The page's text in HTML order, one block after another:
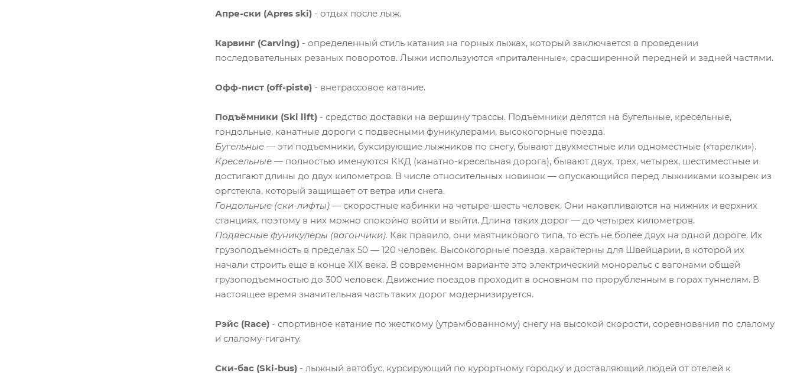
Апре-ски (Аpres ski) - отдых после лыж.
Карвинг (Carving) - определенный стиль катания на горных лыжах, который заключается в проведении
последовательных резаных поворотов. Лыжи используются «приталенные», срасширенной передней и задней частями.
Офф-пист (off-piste) - внетрассовое катание.
Подъёмники (Ski lift) - средство доставки на вершину трассы. Подъёмники делятся на бугельные, кресельные,
гондольные, канатные дороги с подвесными фуникулерами, высокогорные поезда.
Бугельные — эти подъемники, буксирующие лыжников по снегу, бывают двухместные или одноместные («тарелки»).
Кресельные — полностью именуются ККД (канатно-кресельная дорога), бывают двух, трех, четырех, шестиместные и
достигают длины до двух километров. В числе относительных новинок — опускающийся перед лыжниками козырек из
оргстекла, который защищает от ветра или снега.
Гондольные (ски-лифты) — скоростные кабинки на четыре-шесть человек. Они накапливаются на нижних и верхних
станциях, поэтому в них можно спокойно войти и выйти. Длина таких дорог — до четырех километров.
Подвесные фуникулеры (вагончики). Как правило, они маятникового типа, то есть не более двух на одной дороге. Их
грузоподъемность в пределах 50 — 120 человек. Высокогорные поезда. характерны для Швейцарии, в которой их
начали строить еще в конце XIX века. В современном варианте это электрический монорельс с вагонами общей
грузоподъемностью до 300 человек. Движение поездов проходит в основном по прорубленным в горах туннелям. В
настоящее время значительная часть таких дорог модернизируется.
Рэйс (Race) - спортивное катание по жесткому (утрамбованному) снегу на высокой скорости, соревнования по слалому
и слалому-гиганту.
Ски-бас (Ski-bus) - лыжный автобус, курсирующий по курортному городку и доставляющий людей от отелей к